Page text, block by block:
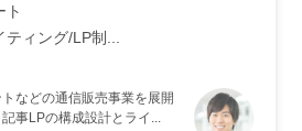
ト
ティング/LP制...
などの通信販売事業を展開
事LPの構成設計とライ...